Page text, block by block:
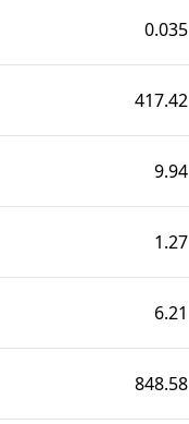
0.035
417.42
9.94
1.27
6.21
848.58